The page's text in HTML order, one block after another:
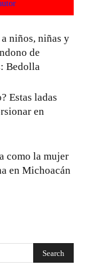
niños, niñas y
de
Bedolla
Estas ladas
en
como la mujer
en Michoacán